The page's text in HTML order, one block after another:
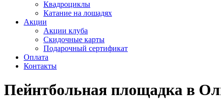
Квадроциклы
Катание на лошадях
Акции
Акции клуба
Скидочные карты
Подарочный сертификат
Оплата
Контакты
Пейнтбольная площадка в